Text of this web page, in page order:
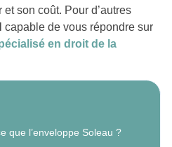
son coût. Pour d’autres
de vous répondre sur
en droit de la
que l’enveloppe Soleau ?